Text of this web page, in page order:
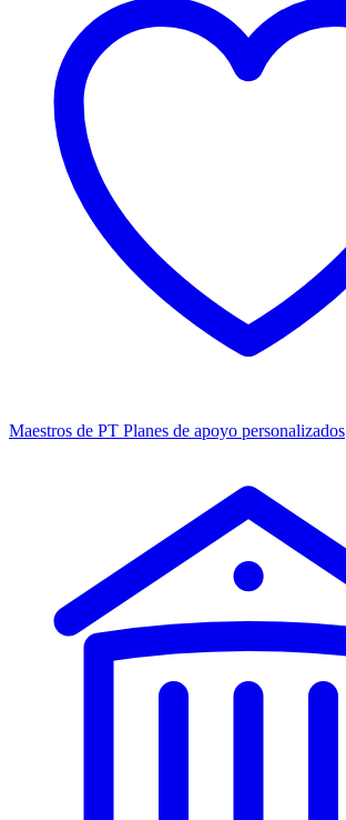
Maestros de PT Planes de apoyo personalizados